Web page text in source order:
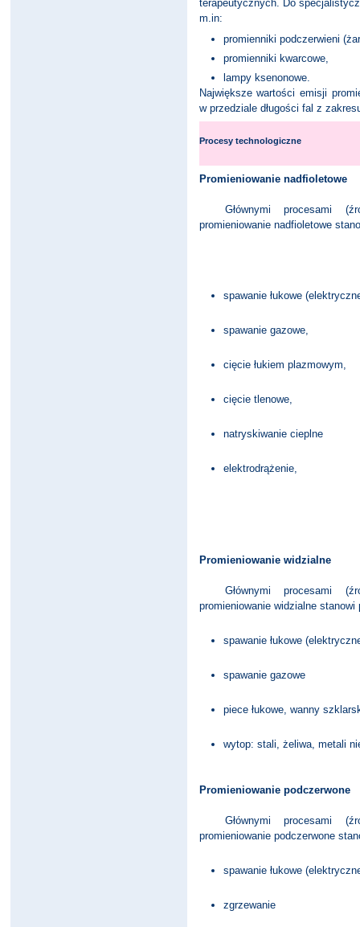
terapeutycznych. Do
m.in:
promienniki podczerwieni
promienniki kwarcowe,
lampy ksenonowe.
Największe wartości emisji
w przedziale długości fal z
Procesy technologiczne
Promieniowanie nadfioletowe
Głównymi procesami
promieniowanie nadfioletowe
spawanie łukowe
spawanie gazowe,
cięcie łukiem plazmowym,
cięcie tlenowe,
natryskiwanie cieplne
elektrodrążenie,
Promieniowanie widzialne
Głównymi procesami
promieniowanie widzialne
spawanie łukowe
spawanie gazowe
piece łukowe, wanny
wytop: stali, żeliwa, metali
Promieniowanie podczerwone
Głównymi procesami
promieniowanie podczerwone
spawanie łukowe
zgrzewanie